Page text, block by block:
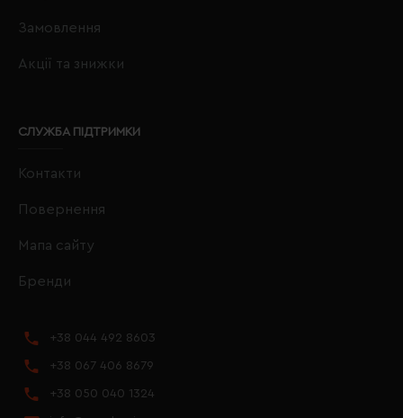
Замовлення
Акції та знижки
СЛУЖБА ПІДТРИМКИ
Контакти
Повернення
Мапа сайту
Бренди
+38 044 492 8603
+38 067 406 8679
+38 050 040 1324